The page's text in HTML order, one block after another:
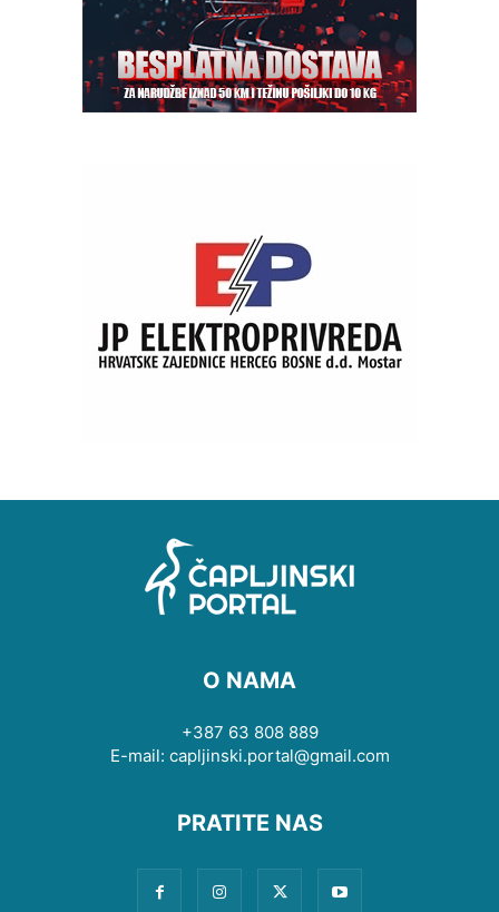
O NAMA
+387 63 808 889
E-mail: capljinski.portal@gmail.com
PRATITE NAS